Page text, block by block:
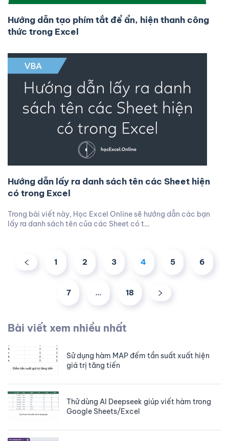
Hướng dẫn tạo phím tắt để ẩn, hiện thanh công
thức trong Excel
Hướng dẫn lấy ra danh sách tên các Sheet hiện
có trong Excel
Trong bài viết này, Học Excel Online sẽ hướng dẫn các bạn
lấy ra danh sách tên của các Sheet có t…
1 2 3 4 5 6
7 … 18
Bài viết xem nhiều nhất
Sử dụng hàm MAP đếm tần suất xuất hiện
giá trị tăng tiến
Thử dùng AI Deepseek giúp viết hàm trong
Google Sheets/Excel